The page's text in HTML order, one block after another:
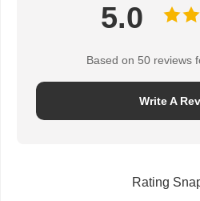
5.0
Based on 50 reviews
Write A
Rating